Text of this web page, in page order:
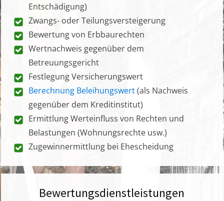
Entschädigung)
Zwangs- oder Teilungsversteigerung
Bewertung von Erbbaurechten
Wertnachweis gegenüber dem
Betreuungsgericht
Festlegung Versicherungswert
Berechnung Beleihungswert(als Nachweis
gegenüber dem Kreditinstitut)
Ermittlung Werteinfluss von Rechten und
Belastungen (Wohnungsrechte usw.)
Zugewinnermittlung bei Ehescheidung
Bewertungsdienstleistungen